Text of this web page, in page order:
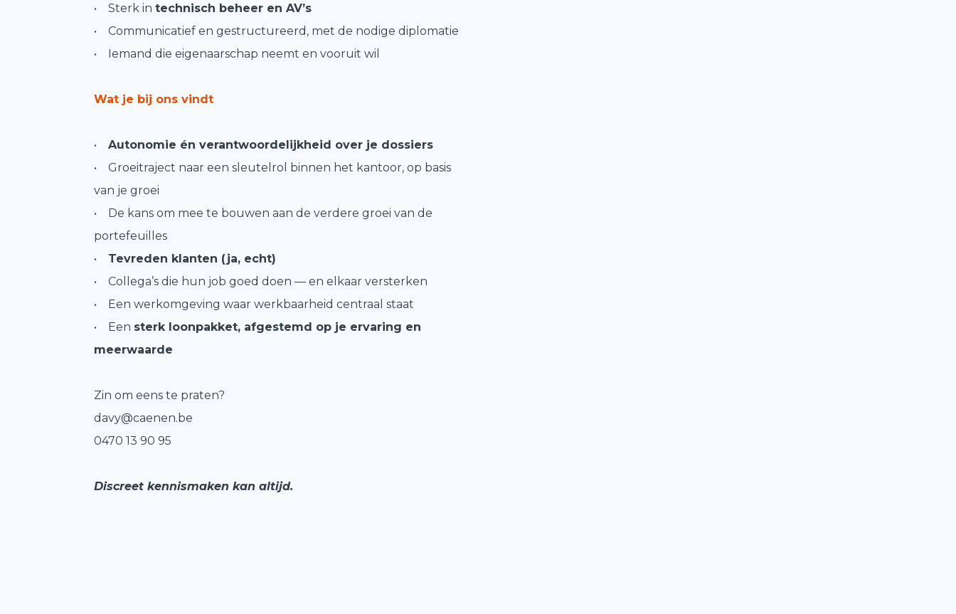
• Sterk in technisch beheer en AV’s
• Communicatief en gestructureerd, met de nodige diplomatie
• Iemand die eigenaarschap neemt en vooruit wil
Wat je bij ons vindt
• Autonomie én verantwoordelijkheid over je dossiers
• Groeitraject naar een sleutelrol binnen het kantoor, op basis
van je groei
• De kans om mee te bouwen aan de verdere groei van de
portefeuilles
• Tevreden klanten (ja, echt)
• Collega’s die hun job goed doen — en elkaar versterken
• Een werkomgeving waar werkbaarheid centraal staat
• Een sterk loonpakket, afgestemd op je ervaring en
meerwaarde
Zin om eens te praten?
davy@caenen.be
0470 13 90 95
Discreet kennismaken kan altijd.